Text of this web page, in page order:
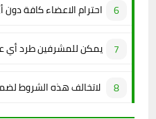
احترام الاعضاء كافة دون
يمكن للمشرفين طرد
لاتخالف هذه الشروط